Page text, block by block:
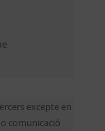
excepte en
comunicació